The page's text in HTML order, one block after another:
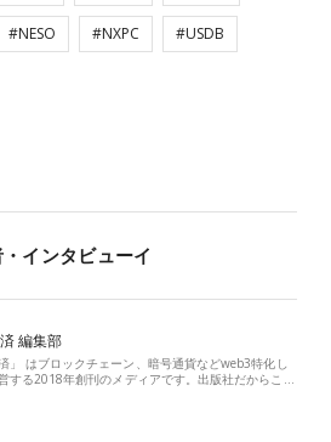
#NESO #NXPC #USDB
インタビューイ
編集部
」 はブロックチェーン、暗号通貨などweb3特化し
する2018年創刊のメディアです。出版社だからこ…